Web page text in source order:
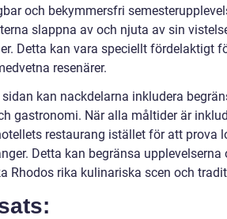
och bekymmersfri
slappna av och njuta av sin
Detta kan vara speciellt fördelaktigt
resenärer.
sidan kan nackdelarna inkludera
gastronomi. När alla måltider är
restaurang istället för att prova
Detta kan begränsa
Rhodos rika kulinariska scen och